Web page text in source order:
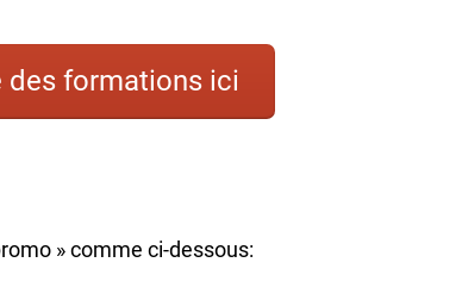
des formations ici
» comme ci-dessous: